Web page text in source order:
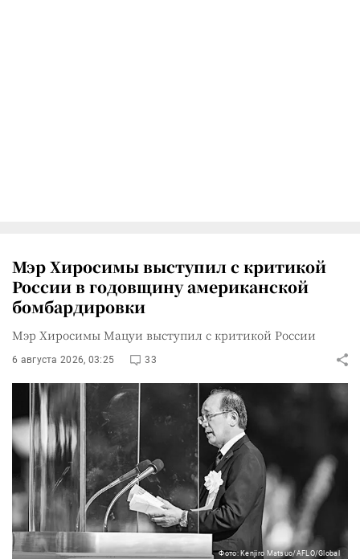
Мэр Хиросимы выступил с критикой
России в годовщину американской
бомбардировки
Мэр Хиросимы Мацуи выступил с критикой России
6 августа 2026, 03:25 33
Фото: Kenjiro Matsuo/AFLO/Global